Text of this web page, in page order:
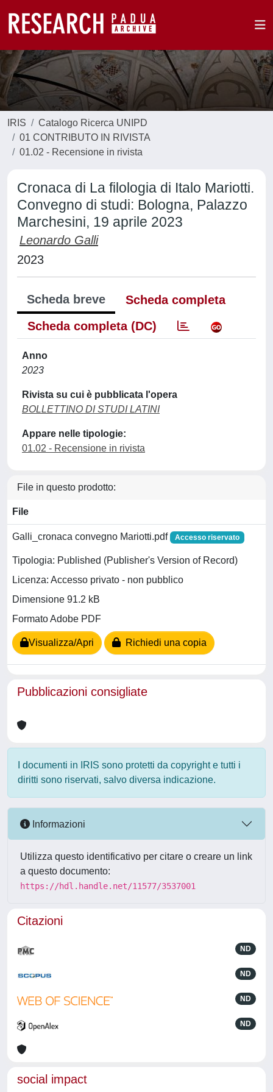
IRIS
Catalogo Ricerca UNIPD
01 CONTRIBUTO IN RIVISTA
01.02 - Recensione in rivista
Cronaca di La filologia di Italo Mariotti.
Convegno di studi: Bologna, Palazzo
Marchesini, 19 aprile 2023
Leonardo Galli
2023
Scheda breve
Scheda completa
Scheda completa (DC)
Anno
2023
Rivista su cui è pubblicata l'opera
BOLLETTINO DI STUDI LATINI
Appare nelle tipologie:
01.02 - Recensione in rivista
File in questo prodotto:
File
Galli_cronaca convegno Mariotti.pdf Accesso riservato
Tipologia: Published (Publisher's Version of Record)
Licenza: Accesso privato - non pubblico
Dimensione 91.2 kB
Formato Adobe PDF
Visualizza/Apri Richiedi una copia
Pubblicazioni consigliate
I documenti in IRIS sono protetti da copyright e tutti i
diritti sono riservati, salvo diversa indicazione.
Informazioni
Utilizza questo identificativo per citare o creare un link
a questo documento:
https://hdl.handle.net/11577/3537001
Citazioni
ND
ND
ND
ND
social impact